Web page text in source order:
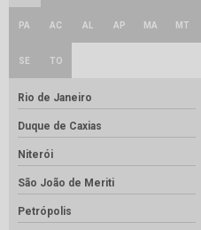
PA AC AL AP MA MT
SE TO
Rio de Janeiro
Duque de Caxias
Niterói
São João de Meriti
Petrópolis